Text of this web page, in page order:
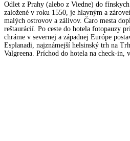
Odlet z Prahy (alebo z Viedne) do fínskych
založené v roku 1550, je hlavným a
malých ostrovov a zálivov. Čaro mesta
reštaurácií. Po ceste do hotela fotopauzy
chráme v severnej a západnej Európe
Esplanadi, najznámejší helsinský trh na
Valgreena. Príchod do hotela na check-in,